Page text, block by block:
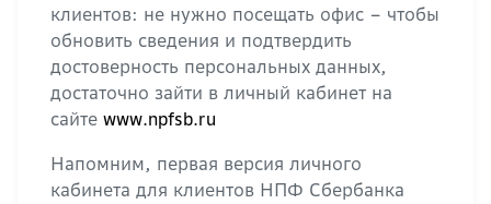
клиентов: не нужно посещать офис – чтобы
обновить сведения и подтвердить
достоверность персональных данных,
достаточно зайти в личный кабинет на
сайте www.npfsb.ru
Напомним, первая версия личного
кабинета для клиентов НПФ Сбербанка